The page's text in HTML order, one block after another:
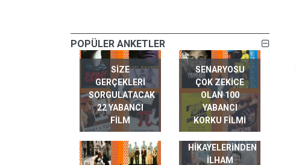
POPÜLER ANKETLER
SIZE
GERÇEKLERI
SORGULATACAK
22 YABANCI
FILM
SENARYOSU
ÇOK ZEKICE
OLAN 100
YABANCI
KORKU FILMI
GERÇEK HAYAT
HIKAYELERINDEN
ILHAM